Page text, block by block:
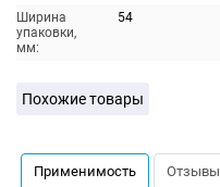
Ширина
упаковки,
мм:
54
Похожие товары
Применимость Отзывы